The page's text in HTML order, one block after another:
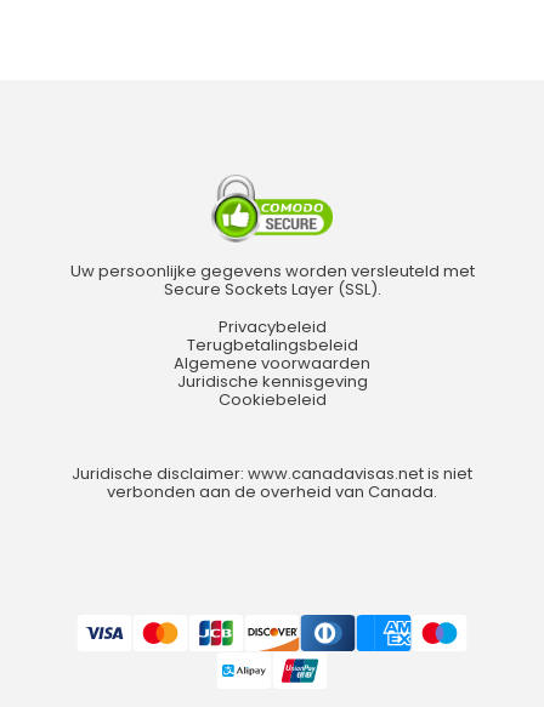
Uw persoonlijke gegevens worden versleuteld met
Secure Sockets Layer (SSL).
Privacybeleid
Terugbetalingsbeleid
Algemene voorwaarden
Juridische kennisgeving
Cookiebeleid
Juridische disclaimer: www.canadavisas.net is niet
verbonden aan de overheid van Canada.